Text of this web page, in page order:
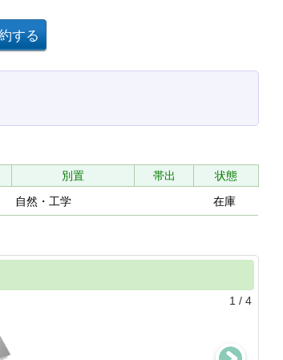
別置 帯出
状態
自然・工学 在庫
1 / 4